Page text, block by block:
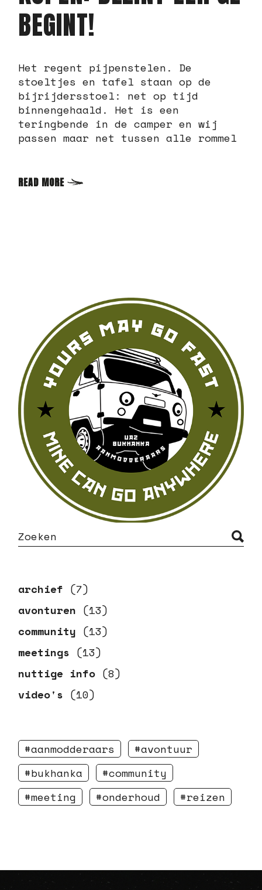
BEGINT!
Het regent pijpenstelen. De
stoeltjes en tafel staan op de
bijrijdersstoel: net op tijd
binnengehaald. Het is een
teringbende in de camper en wij
passen maar net tussen alle rommel
READ MORE
e
a
r
c
archief (7)
avonturen (13)
community (13)
meetings (13)
nuttige info (8)
video's (10)
aanmodderaars
avontuur
bukhanka
community
meeting
onderhoud reizen